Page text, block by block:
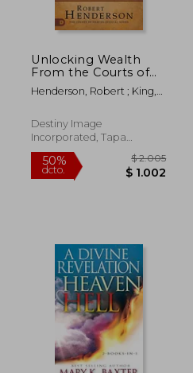
50%
dcto.
Unlocking Wealth
From the Courts of
Heaven: Securing
Biblical Prosperity for
Advancement and
Generational Blessing
Henderson, Robert ; King,
Destiny Image
Incorporated, Tapa
Blanda, Nuevo